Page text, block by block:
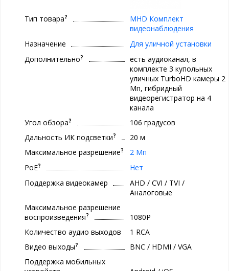
Тип товара?
MHD Комплект
видеонаблюдения
Назначение
Для уличной установки
Дополнительно?
есть аудиоканал, в
комплекте 3 купольных
уличных TurboHD камеры 2
Мп, гибридный
видеорегистратор на 4
канала
Угол обзора?
106 градусов
Дальность ИК подсветки?
20 м
Максимальное разрешение?
2 Мп
PoE?
Нет
Поддержка видеокамер
AHD / CVI / TVI /
Аналоговые
Максимальное разрешение
воспроизведения?
1080P
Количество аудио выходов
1 RCA
Видео выходы?
BNC / HDMI / VGA
Поддержка мобильных